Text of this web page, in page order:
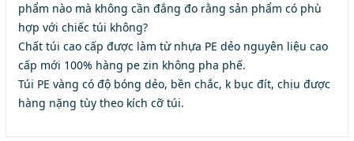
phẩm nào mà không cần đắng đo rằng sản phẩm có phù
hợp với chiếc túi không?
Chất túi cao cấp được làm từ nhựa PE dẻo nguyên liệu cao
cấp mới 100% hàng pe zin không pha phế.
Túi PE vàng có độ bóng dẻo, bền chắc, k bục đít, chịu được
hàng nặng tùy theo kích cỡ túi.